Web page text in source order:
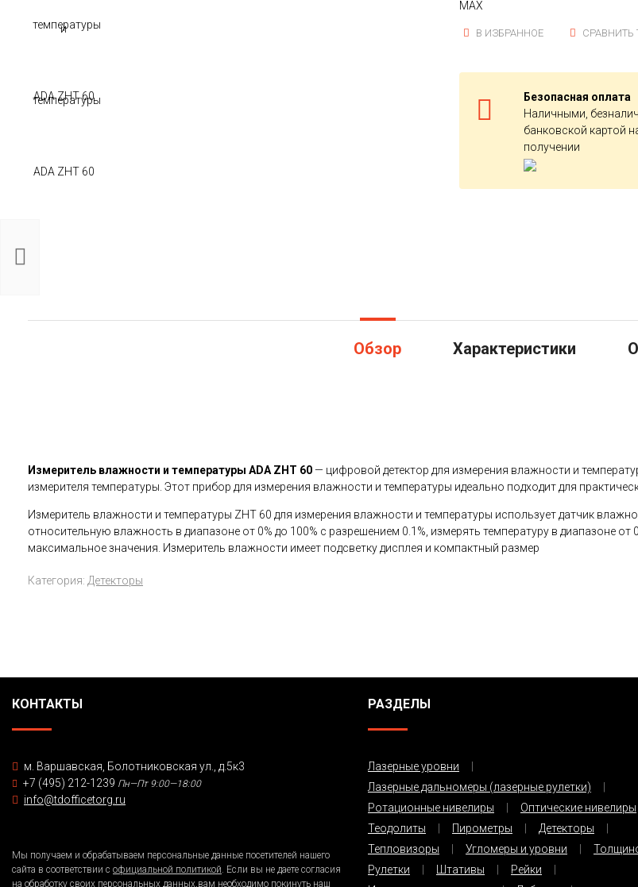
В ИЗБРАННОЕ СРАВНИТЬ
Безопасная оплата
Наличными,
банковской картой
получении
Обзор Характеристики
Измеритель влажности и температуры ADA ZHT 60— цифровой детектор для измерения влажности и
измерителя температуры. Этот прибор для измерения влажности и температуры идеально подходит для
Измеритель влажности и температуры ZHT 60 для измерения влажности и температуры использует датчик
относительную влажность в диапазоне от 0% до 100% с разрешением 0.1%, измерять температуру в диапазоне
максимальное значения. Измеритель влажности имеет подсветку дисплея и компактный размер
Категория: Детекторы
КОНТАКТЫ
м. Варшавская, Болотниковская ул., д.5к3
+7 (495) 212-1239 Пн—Пт 9:00—18:00
info@tdofficetorg.ru
Мы получаем и обрабатываем персональные данные посетителей нашего
сайта в соответствии с официальной политикой. Если вы не даете согласия
на обработку своих персональных данных,вам необходимо покинуть наш
РАЗДЕЛЫ
Лазерные уровни
Лазерные дальномеры (лазерные рулетки)
Ротационные нивелиры
Оптические нивелиры
Теодолиты
Пирометры
Детекторы
Тепловизоры
Угломеры и уровни
Рулетки
Штативы
Рейки